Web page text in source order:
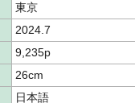
東京
2024.7
9,235p
26cm
日本語